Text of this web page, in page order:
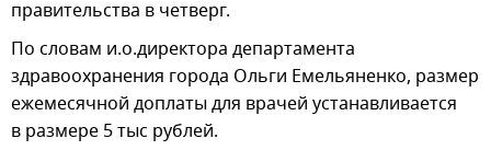
правительства в четверг.
По словам и.о.директора департамента
здравоохранения города Ольги Емельяненко, размер
ежемесячной доплаты для врачей устанавливается
в размере 5 тыс рублей.